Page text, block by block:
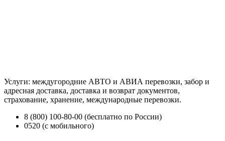
Услуги: междугородние АВТО и АВИА перевозки, забор и
адресная доставка, доставка и возврат документов,
страхование, хранение, международные перевозки.
8 (800) 100-80-00 (бесплатно по России)
0520 (с мобильного)